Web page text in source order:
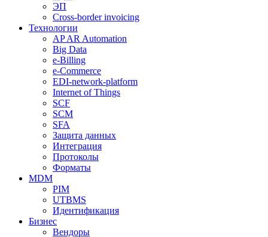
ЭП
Cross-border invoicing
Технологии
AP AR Automation
Big Data
e-Billing
e-Commerce
EDI-network-platform
Internet of Things
SCF
SCM
SFA
Защита данных
Интеграция
Протоколы
Форматы
MDM
PIM
UTBMS
Идентификация
Бизнес
Вендоры